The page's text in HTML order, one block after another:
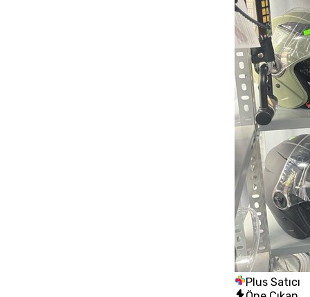
Plus Satıcı